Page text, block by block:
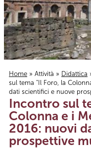
Tu sei qui
Home » Attività » Didattica
sul tema "Il Foro, la
dati scientifici e nuove
Incontro sul
Colonna e i
2016: nuovi
prospettive